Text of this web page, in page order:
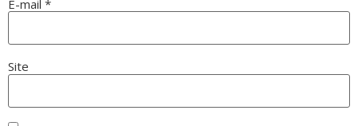
E-mail *
Site